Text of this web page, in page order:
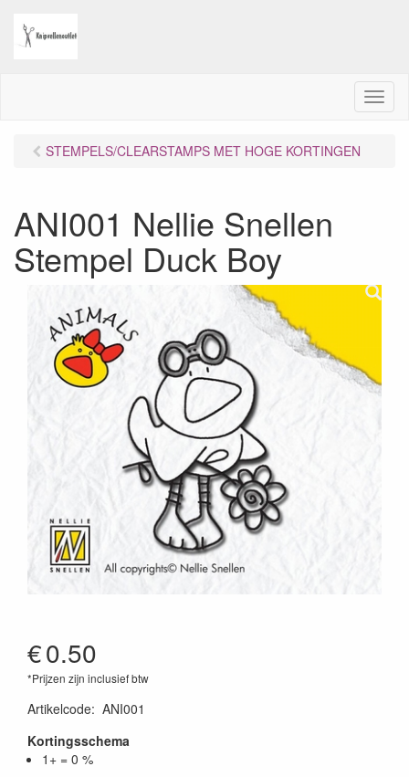
M
e
STEMPELS/CLEARSTAMPS MET HOGE KORTINGEN
ANI001 Nellie Snellen
Stempel Duck Boy
€0.50
*Prijzen zijn inclusief btw
Artikelcode: ANI001
Kortingsschema
1+ = 0 %